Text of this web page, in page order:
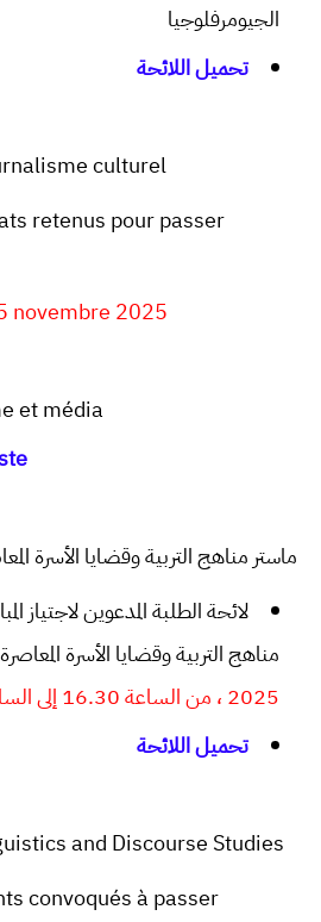
الجيومرفلوجيا
تحميل اللائحة
culturel
retenus pour passer
novembre 2025
et média
ماستر مناهج التربية وقضايا الأسرة
لائحة الطلبة المدعوين لاجتياز
مناهج التربية وقضايا الأسرة
2025 ، من الساعة 16.30 إلى الساعة 18.30
تحميل اللائحة
and Discourse Studies
convoqués à passer